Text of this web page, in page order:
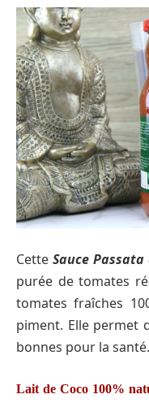
Cette Sauce
purée de tomates
tomates fraîches
piment. Elle permet
bonnes pour la santé.
Lait de Coco 100%